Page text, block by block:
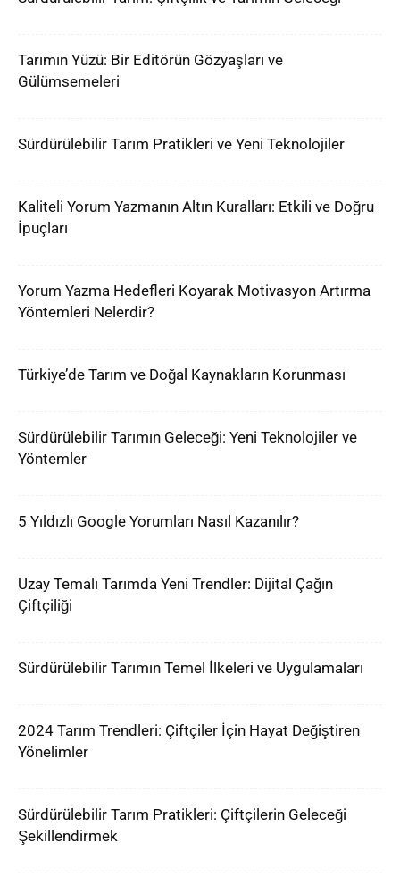
Tarımın Yüzü: Bir Editörün Gözyaşları ve
Gülümsemeleri
Sürdürülebilir Tarım Pratikleri ve Yeni Teknolojiler
Kaliteli Yorum Yazmanın Altın Kuralları: Etkili ve Doğru
İpuçları
Yorum Yazma Hedefleri Koyarak Motivasyon Artırma
Yöntemleri Nelerdir?
Türkiye’de Tarım ve Doğal Kaynakların Korunması
Sürdürülebilir Tarımın Geleceği: Yeni Teknolojiler ve
Yöntemler
5 Yıldızlı Google Yorumları Nasıl Kazanılır?
Uzay Temalı Tarımda Yeni Trendler: Dijital Çağın
Çiftçiliği
Sürdürülebilir Tarımın Temel İlkeleri ve Uygulamaları
2024 Tarım Trendleri: Çiftçiler İçin Hayat Değiştiren
Yönelimler
Sürdürülebilir Tarım Pratikleri: Çiftçilerin Geleceği
Şekillendirmek